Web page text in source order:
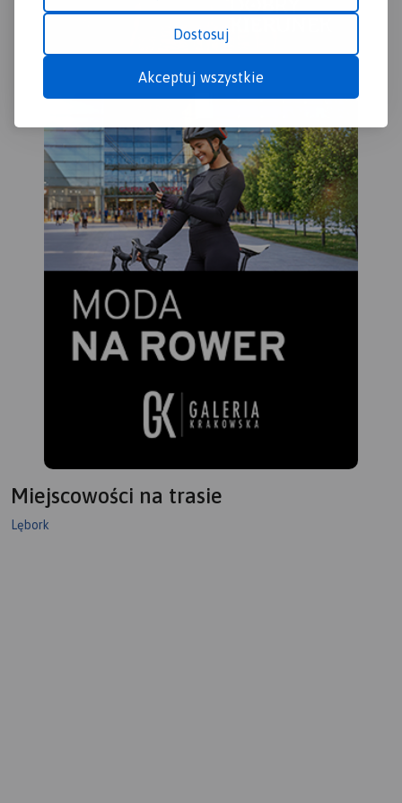
Dostosuj
Akceptuj wszystkie
Miejscowości na trasie
Lębork